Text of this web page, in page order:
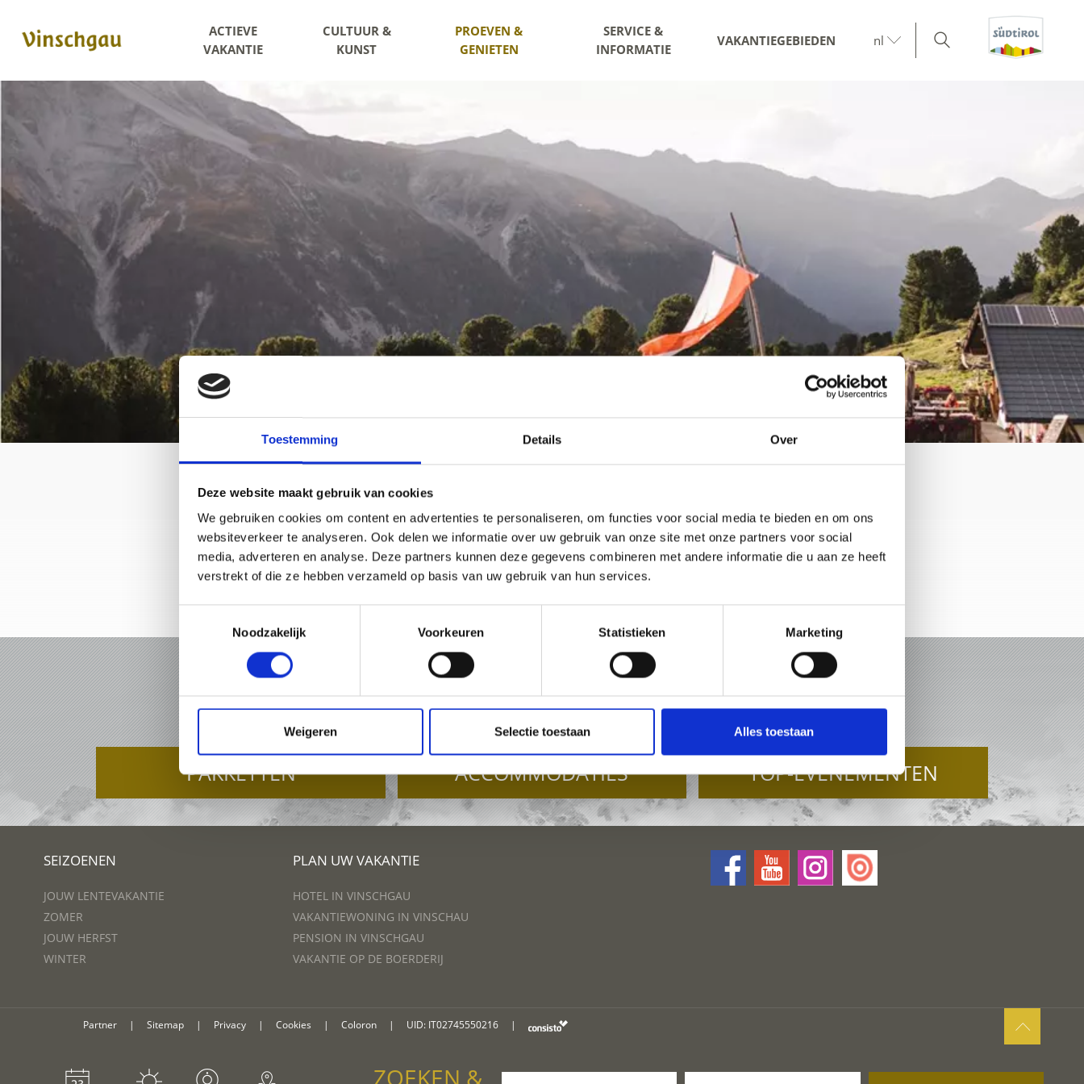
Toestemming Details Over
Deze website maakt gebruik van cookies
We gebruiken cookies om content en advertenties te personaliseren, om functies voor social media te bieden en om ons
websiteverkeer te analyseren. Ook delen we informatie over uw gebruik van onze site met onze partners voor social
media, adverteren en analyse. Deze partners kunnen deze gegevens combineren met andere informatie die u aan ze heeft
verstrekt of die ze hebben verzameld op basis van uw gebruik van hun services.
Noodzakelijk
Voorkeuren Statistieken Marketing
Weigeren Selectie toestaan Alles toestaan
ACTIEVE
VAKANTIE
CULTUUR &
KUNST
PROEVEN &
GENIETEN
SERVICE &
INFORMATIE
VAKANTIEGEBIEDEN nl
VAKANTIE IN VINSCHGAU
PAKKETTEN ACCOMMODATIES TOP-EVENEMENTEN
SEIZOENEN
JOUW LENTEVAKANTIE
ZOMER
JOUW HERFST
WINTER
PLAN UW VAKANTIE
HOTEL IN VINSCHGAU
VAKANTIEWONING IN VINSCHAU
PENSION IN VINSCHGAU
VAKANTIE OP DE BOERDERIJ
Partner | Sitemap | Privacy | Cookies | Coloron | UID: IT02745550216 |
ZOEKEN &